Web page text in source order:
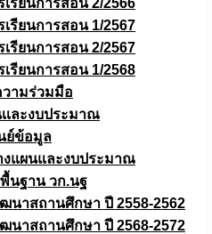
เรียนการสอน 2/2566
เรียนการสอน 1/2567
เรียนการสอน 2/2567
เรียนการสอน 1/2568
วามร่วมมือ
เละงบประมาณ
ย์ข้อมูล
งแผนและงบประมาณ
นฐาน วก.นฐ
นาสถานศึกษา ปี 2558-2562
นาสถานศึกษา ปี 2568-2572